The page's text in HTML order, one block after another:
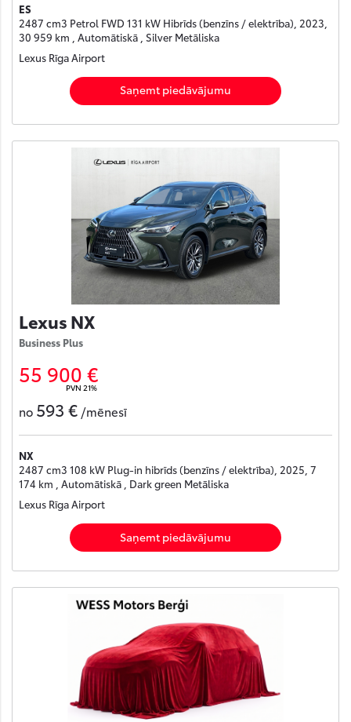
ES
2487 cm3 Petrol FWD 131 kW Hibrīds (benzīns / elektrība), 2023,
30 959 km , Automātiskā , Silver Metāliska
Lexus Rīga Airport
Saņemt piedāvājumu
Lexus NX
Business Plus
55 900 €
PVN 21%
no 593 € /mēnesī
NX
2487 cm3 108 kW Plug-in hibrīds (benzīns / elektrība), 2025, 7
174 km , Automātiskā , Dark green Metāliska
Lexus Rīga Airport
Saņemt piedāvājumu